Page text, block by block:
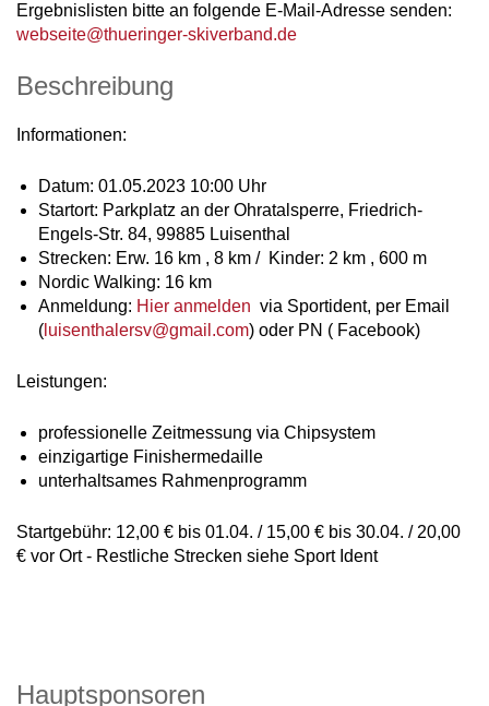
Ergebnislisten bitte an folgende E-Mail-Adresse senden:
webseite@thueringer-skiverband.de
Beschreibung
Informationen:
Datum: 01.05.2023 10:00 Uhr
Startort: Parkplatz an der Ohratalsperre, Friedrich-
Engels-Str. 84, 99885 Luisenthal
Strecken: Erw. 16 km , 8 km / Kinder: 2 km , 600 m
Nordic Walking: 16 km
Anmeldung: Hier anmelden via Sportident, per Email
( luisenthalersv@gmail.com) oder PN ( Facebook)
Leistungen:
professionelle Zeitmessung via Chipsystem
einzigartige Finishermedaille
unterhaltsames Rahmenprogramm
Startgebühr: 12,00 € bis 01.04. / 15,00 € bis 30.04. / 20,00
€ vor Ort - Restliche Strecken siehe Sport Ident
Hauptsponsoren